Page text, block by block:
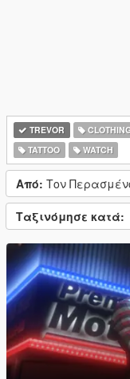
TREVOR
TATTOO
WATCH
Από: Τον
Ταξινόμησε κατά: